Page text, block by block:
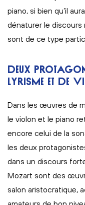
piano, si bien qu’il
dénaturer le discours
sont de ce type
DEUX
LYRISME ET DE
Dans les œuvres de
le violon et le piano
encore celui de la
les deux
dans un discours
Mozart sont des
salon aristocratique,